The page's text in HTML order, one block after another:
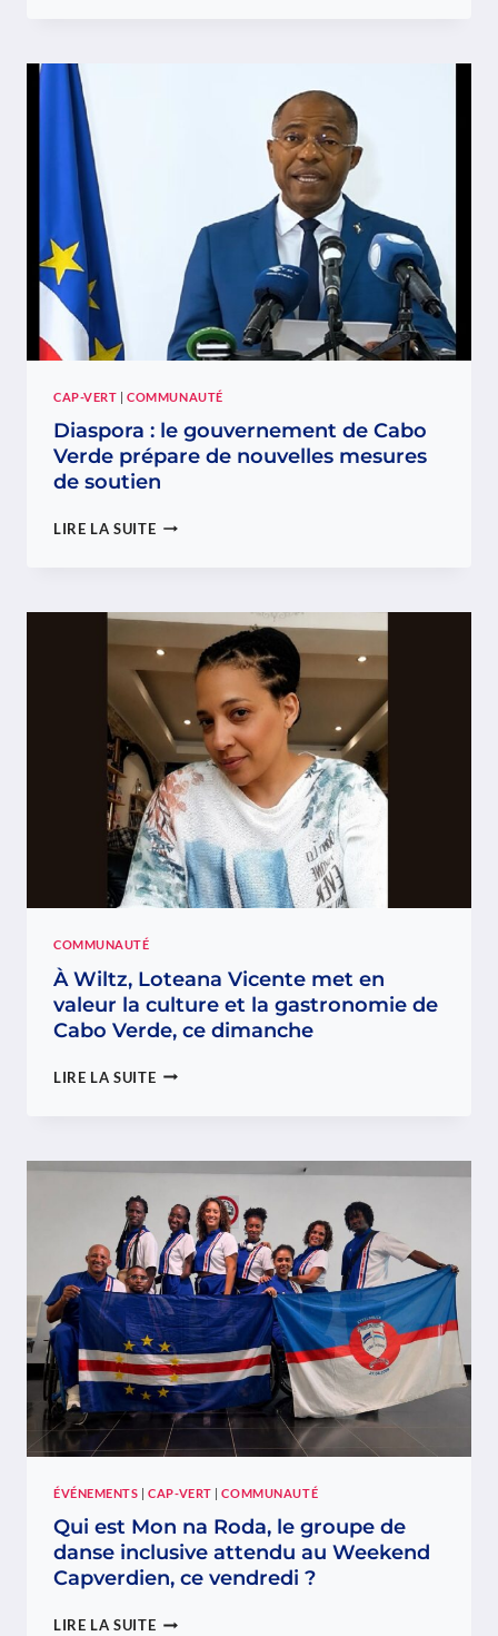
CAP-VERT |COMMUNAUTÉ
Diaspora : le gouvernement de Cabo
Verde prépare de nouvelles mesures
de soutien
LIRE LA SUITEDIASPORA
DE
VERDE
PRÉPARE
NOUVELLES
MESURES
DE
SOUTIEN
COMMUNAUTÉ
À Wiltz, Loteana Vicente met en
valeur la culture et la gastronomie de
Cabo Verde, ce dimanche
LIRE LA SUITEÀ
MET
VALEUR
LA
CULTURE
ET
LA
GASTRONOMIE
DE
CABO
VERDE,
CE
DIMANCHE
ÉVÉNEMENTS |CAP-VERT |COMMUNAUTÉ
Qui est Mon na Roda, le groupe de
danse inclusive attendu au Weekend
Capverdien, ce vendredi ?
LIRE LA SUITEQUI